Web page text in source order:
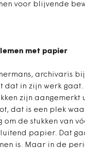
voor blijvende
met papier
archivaris
dat in zijn werk gaat.
zijn
dat is een plek
om de stukken van
papier. Dat
is. Maar in de